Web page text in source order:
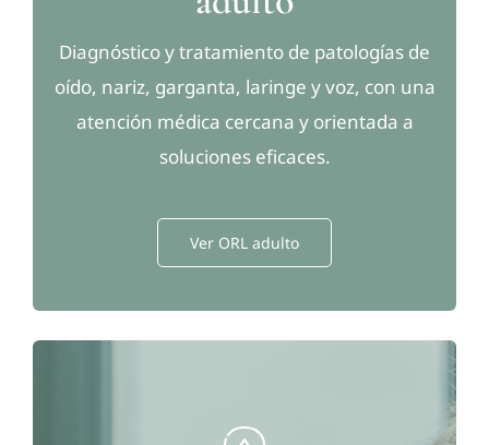
Diagnóstico y tratamiento de patologías de
oído, nariz, garganta, laringe y voz, con una
atención médica cercana y orientada a
soluciones eficaces.
Ver ORL adulto